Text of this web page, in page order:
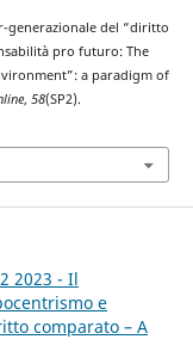
generazionale del “diritto
pro futuro: The
a paradigm of
, 58(SP2).
2023 - Il
e
comparato – A